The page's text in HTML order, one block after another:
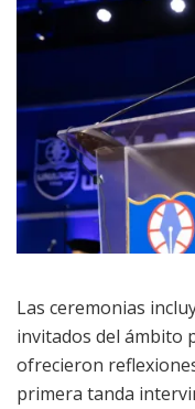
Las ceremonias
invitados del ámbito
ofrecieron
primera tanda